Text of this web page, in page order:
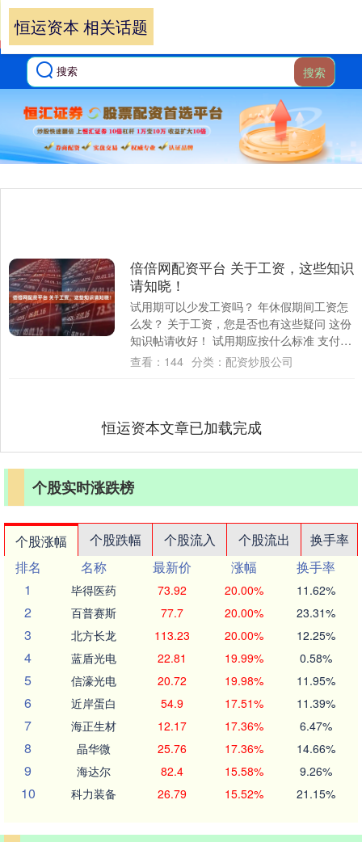
搜索
恒运资本 相关话题
倍倍网配资平台 关于工资，这些知识
请知晓！
试用期可以少发工资吗？ 年休假期间工资怎
么发？ 关于工资，您是否也有这些疑问 这份
知识帖请收好！ 试用期应按什么标准 支付工
资？ 《劳动合同法实施条例》 第十五....
查看： 144 分类： 配资炒股公司
恒运资本文章已加载完成
个股实时涨跌榜
个股涨幅 个股跌幅 个股流入 个股流出
换手率
排名
名称 最新价 涨幅
换手率
1
毕得医药 73.92 20.00% 11.62%
2 百普赛斯 77.7 20.00% 23.31%
3 北方长龙 113.23 20.00% 12.25%
4 蓝盾光电 22.81 19.99% 0.58%
5 信濠光电 20.72 19.98% 11.95%
6 近岸蛋白 54.9 17.51% 11.39%
7 海正生材 12.17 17.36% 6.47%
8 晶华微 25.76 17.36% 14.66%
9 海达尔 82.4 15.58% 9.26%
10 科力装备 26.79 15.52% 21.15%